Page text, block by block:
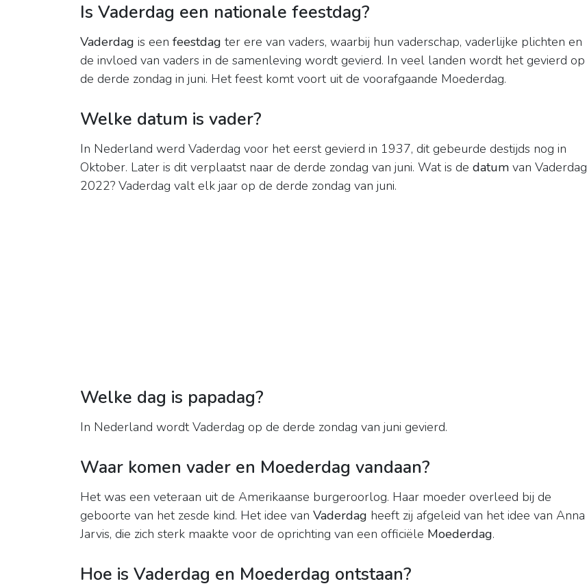
Is Vaderdag een nationale feestdag?
Vaderdag is een feestdag ter ere van vaders, waarbij hun vaderschap, vaderlijke plichten en
de invloed van vaders in de samenleving wordt gevierd. In veel landen wordt het gevierd op
de derde zondag in juni. Het feest komt voort uit de voorafgaande Moederdag.
Welke datum is vader?
In Nederland werd Vaderdag voor het eerst gevierd in 1937, dit gebeurde destijds nog in
Oktober. Later is dit verplaatst naar de derde zondag van juni. Wat is de datum van Vaderdag
2022? Vaderdag valt elk jaar op de derde zondag van juni.
Welke dag is papadag?
In Nederland wordt Vaderdag op de derde zondag van juni gevierd.
Waar komen vader en Moederdag vandaan?
Het was een veteraan uit de Amerikaanse burgeroorlog. Haar moeder overleed bij de
geboorte van het zesde kind. Het idee van Vaderdag heeft zij afgeleid van het idee van Anna
Jarvis, die zich sterk maakte voor de oprichting van een officiële Moederdag.
Hoe is Vaderdag en Moederdag ontstaan?